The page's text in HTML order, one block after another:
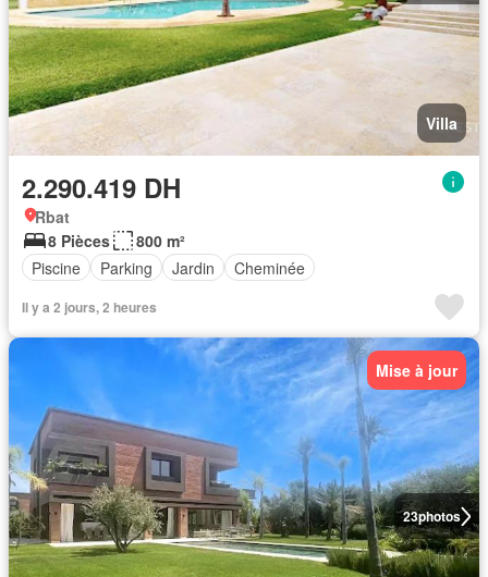
Villa
2.290.419 DH
Rbat
8 Pièces
800 m²
Piscine
Parking Jardin Cheminée
Il y a 2 jours, 2 heures
23photos
Mise à jour